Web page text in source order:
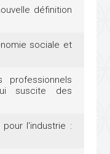
définition
sociale et
suscite des
l'industrie :